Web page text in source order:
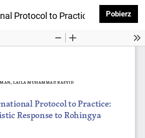
artykułu
Protocol to Practice: Aceh’s
Pobierz